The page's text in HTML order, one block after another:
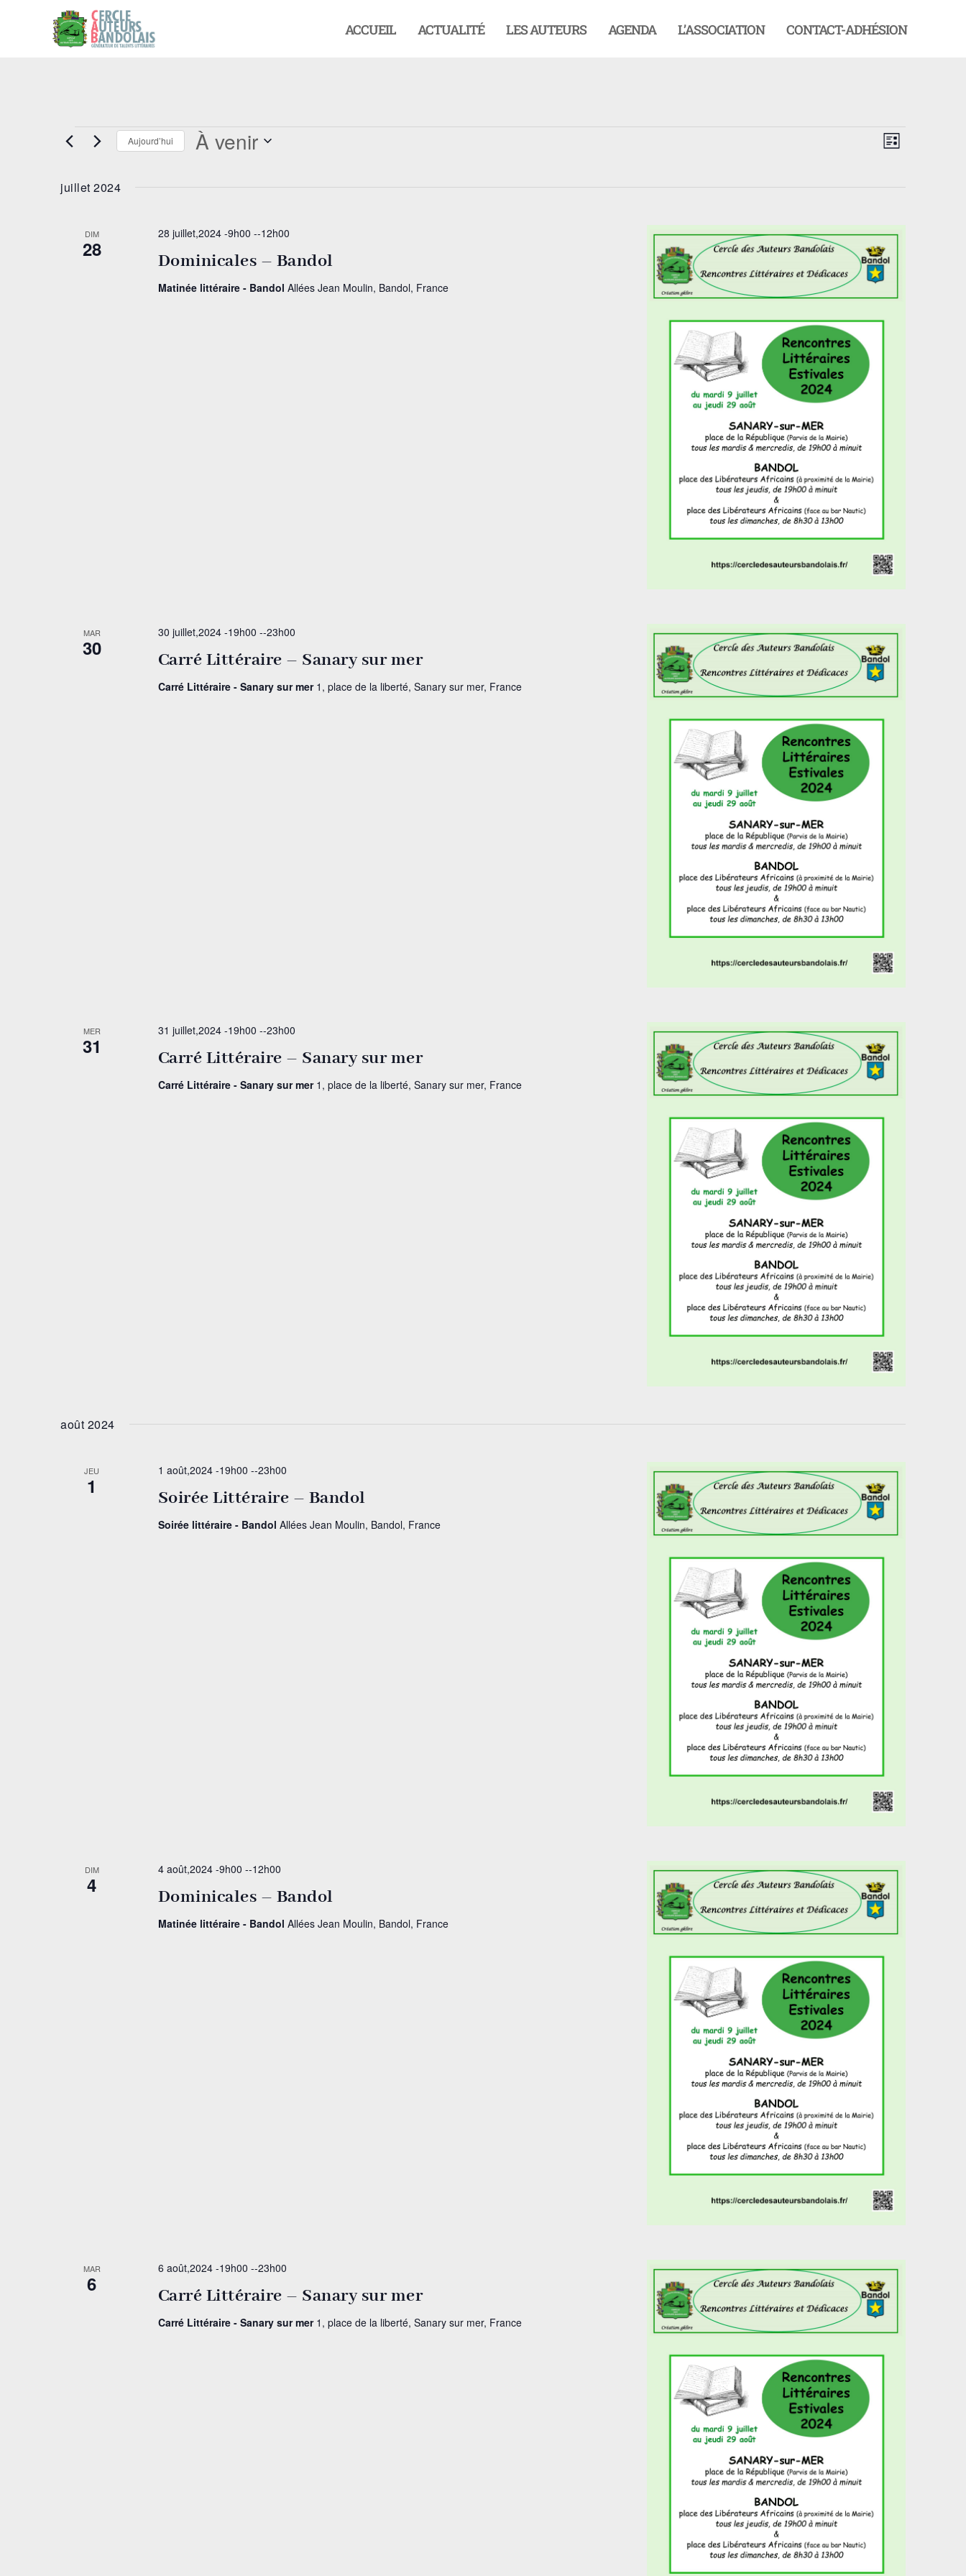
ACCUEIL ACTUALITÉ LES AUTEURS AGENDA L’ASSOCIATION CONTACT-ADHÉSION
Évènements Navigation
par
de
LISTE
Aujourd’hui À venir
juillet 2024
DIM
28
Dominicales – Bandol
28 juillet,2024 -9h00 --12h00
Matinée littéraire - Bandol Allées Jean Moulin, Bandol, France
MAR
30
Carré Littéraire – Sanary sur mer
30 juillet,2024 -19h00 --23h00
Carré Littéraire - Sanary sur mer 1, place de la liberté, Sanary sur mer, France
MER
31
Carré Littéraire – Sanary sur mer
31 juillet,2024 -19h00 --23h00
Carré Littéraire - Sanary sur mer 1, place de la liberté, Sanary sur mer, France
août 2024
JEU
1
Soirée Littéraire – Bandol
1 août,2024 -19h00 --23h00
Soirée littéraire - Bandol Allées Jean Moulin, Bandol, France
DIM
4
Dominicales – Bandol
4 août,2024 -9h00 --12h00
Matinée littéraire - Bandol Allées Jean Moulin, Bandol, France
MAR
6
Carré Littéraire – Sanary sur mer
6 août,2024 -19h00 --23h00
Carré Littéraire - Sanary sur mer 1, place de la liberté, Sanary sur mer, France